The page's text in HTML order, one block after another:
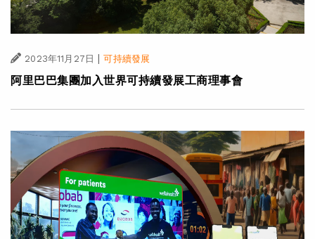
2023年11月27日 | 可持續發展
阿里巴巴集團加入世界可持續發展工商理事會